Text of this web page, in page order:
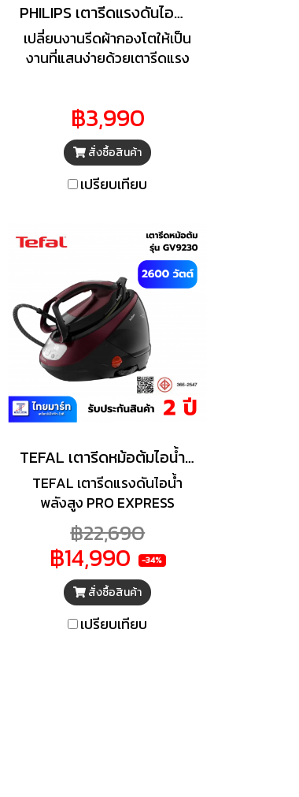
PHILIPS เตารีดแรงดันไอน้ำ/เตารีดหม้อต้ม รุ่น GC6815/20 กำลัง 2,400 วัตต์ สีฟ้า-ขาว
เปลี่ยนงานรีดผ้ากองโตให้เป็น
งานที่แสนง่ายด้วยเตารีดแรง
รีดผ้า พร้อมหน้าเตารีดแบบ
พิเศษ ช่วยขจัดรอยยับบนเนื้อ
ผ้าได้รวดเร็ว รีดผ้าได้เรียบลื่น
สะดวกในการรีดผ้าอย่างต่อ
เนื่อง ปรับอุณหภูมิหน้าเตาได้
ขจัดตะกรันได้อย่างง่ายดาย
หมดจด ช่วยยืดอายุการใช้งาน
ให้ยาวนาน สามารถรีดผ้าแนว
ตั้งได้ เพิ่มความสะดวกสบายให้
กับชีวิตประจำวันมากยิ่งขึ้น
฿3,990
สั่งซื้อสินค้า
เปรียบเทียบ
TEFAL เตารีดหม้อต้มไอน้ำ Pro Express Protect (2830 วัตต์, สี Burgundy/Black) รุ่น GV9230+โต๊ะรองรีด
TEFAL เตารีดแรงดันไอน้ำ
พลังสูง PRO EXPRESS
PROTECT รุ่น GV9230-RP
กำลังไฟ 2600 วัตต์ แรงดันไอ
น้ำ 7.5 bar ปริมาณไอน้ำ 140
และเพิ่มพลังไอน้ำ 560 g/min
ระบบไอน้ำรีดแนวตั้ง การตั้งค่า
พลังไอน้ำและอุณหภูมิ ไม่ต้อง
฿22,690
฿14,990 -34%
สั่งซื้อสินค้า
เปรียบเทียบ